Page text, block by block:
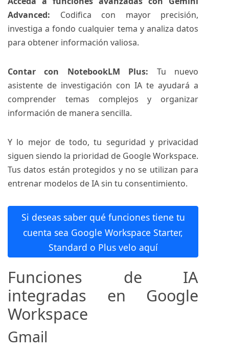
Advanced: Codifica con mayor precisión,
investiga a fondo cualquier tema y analiza datos
para obtener información valiosa.
Contar con NotebookLM Plus: Tu nuevo
asistente de investigación con IA te ayudará a
comprender temas complejos y organizar
información de manera sencilla.
Y lo mejor de todo, tu seguridad y privacidad
siguen siendo la prioridad de Google Workspace.
Tus datos están protegidos y no se utilizan para
entrenar modelos de IA sin tu consentimiento.
Si deseas saber qué funciones tiene tu
cuenta sea Google Workspace Starter,
Standard o Plus velo aquí
Funciones de IA
integradas en Google
Workspace
Gmail